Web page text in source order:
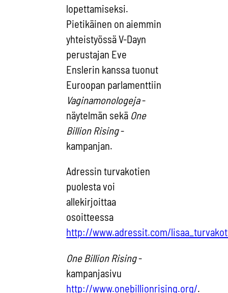
lopettamiseksi.
Pietikäinen on aiemmin
yhteistyössä V-Dayn
perustajan Eve
Enslerin kanssa tuonut
Euroopan parlamenttiin
Vaginamonologeja-
näytelmän sekä One
Billion Rising-
kampanjan.
Adressin turvakotien
puolesta voi
allekirjoittaa
osoitteessa
http://www.adressit.com/
One Billion Rising-
kampanjasivu
http://www.onebillionrising.org/.